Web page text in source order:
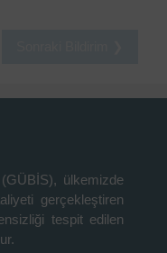
ülkemizde
gerçekleştiren
tespit edilen